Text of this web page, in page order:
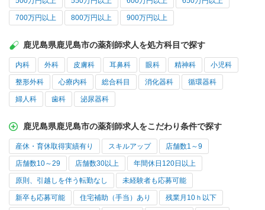
700万円以上 800万円以上 900万円以上
鹿児島県鹿児島市の薬剤師求人を処方科目で探す
内科 外科 皮膚科 耳鼻科 眼科 精神科 小児科
整形外科 心療内科 総合科目 消化器科 循環器科
婦人科 歯科 泌尿器科
鹿児島県鹿児島市の薬剤師求人をこだわり条件で探す
産休・育休取得実績有り スキルアップ 店舗数1～9
店舗数10～29 店舗数30以上 年間休日120日以上
原則、引越しを伴う転勤なし 未経験者も応募可能
新卒も応募可能 住宅補助（手当）あり 残業月10ｈ以下